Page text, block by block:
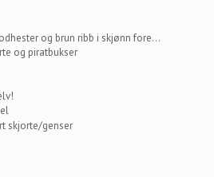
og brun ribb i skjønn fore...
og piratbukser
skjorte/genser